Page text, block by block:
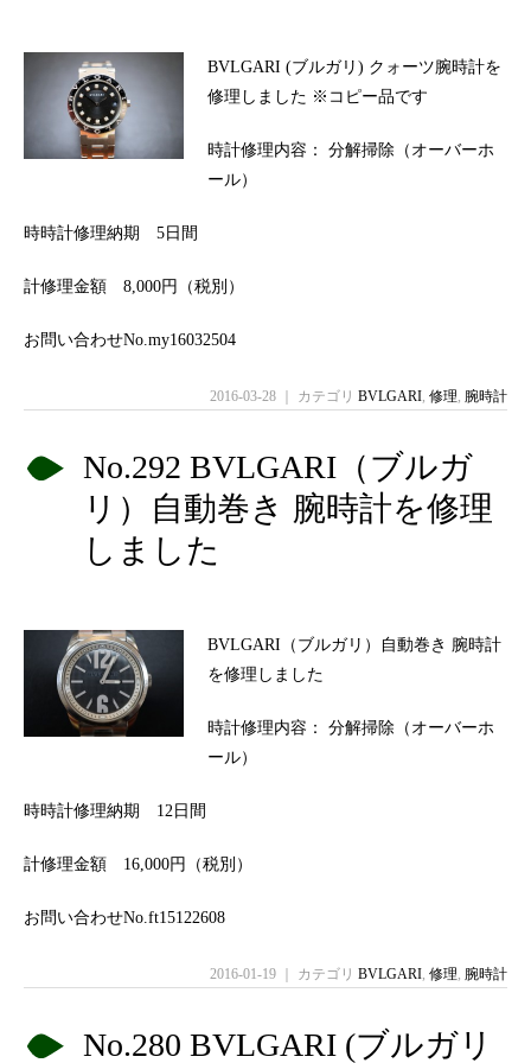
BVLGARI (ブルガリ) クォーツ腕時計を
修理しました ※コピー品です
時計修理内容： 分解掃除（オーバーホ
ール）
時時計修理納期 5日間
計修理金額 8,000円（税別）
お問い合わせNo.my16032504
2016-03-28 ｜ カテゴリ BVLGARI, 修理, 腕時計
No.292 BVLGARI（ブルガ
リ）自動巻き 腕時計を修理
しました
BVLGARI（ブルガリ）自動巻き 腕時計
を修理しました
時計修理内容： 分解掃除（オーバーホ
ール）
時時計修理納期 12日間
計修理金額 16,000円（税別）
お問い合わせNo.ft15122608
2016-01-19 ｜ カテゴリ BVLGARI, 修理, 腕時計
No.280 BVLGARI (ブルガリ